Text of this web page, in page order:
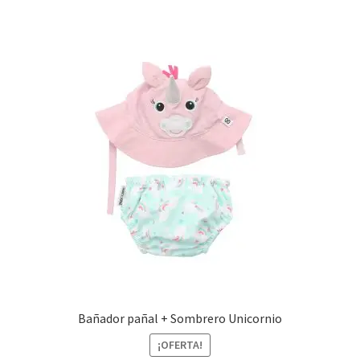
Bañador pañal + Sombrero Unicornio
¡OFERTA!